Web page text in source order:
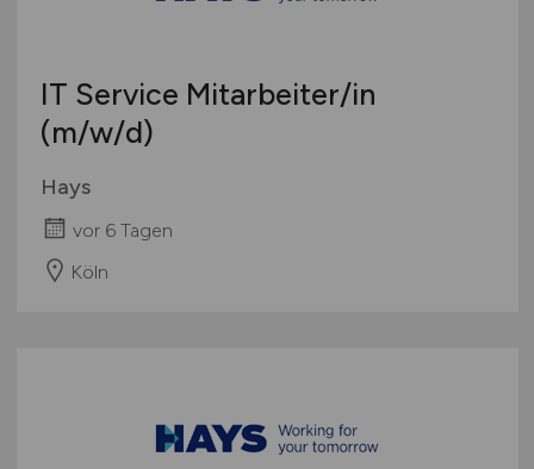
IT Service Mitarbeiter/in
(m/w/d)
Hays
vor 6 Tagen
Köln